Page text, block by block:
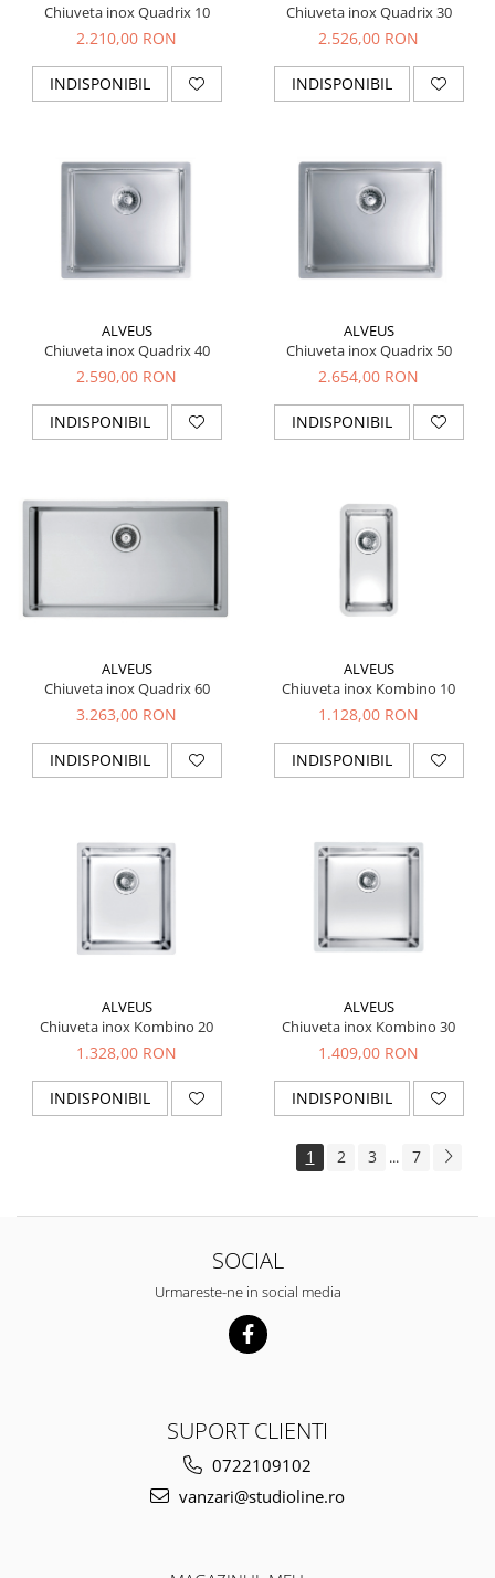
Chiuveta inox Quadrix 10
2.210,00 RON
INDISPONIBIL
Chiuveta inox Quadrix 30
2.526,00 RON
INDISPONIBIL
ALVEUS
Chiuveta inox Quadrix 40
2.590,00 RON
INDISPONIBIL
ALVEUS
Chiuveta inox Quadrix 50
2.654,00 RON
INDISPONIBIL
ALVEUS
Chiuveta inox Quadrix 60
3.263,00 RON
INDISPONIBIL
ALVEUS
Chiuveta inox Kombino 10
1.128,00 RON
INDISPONIBIL
ALVEUS
Chiuveta inox Kombino 20
1.328,00 RON
INDISPONIBIL
ALVEUS
Chiuveta inox Kombino 30
1.409,00 RON
INDISPONIBIL
1 2 3 ... 7
SOCIAL
Urmareste-ne in social media
SUPORT CLIENTI
0722109102
vanzari@studioline.ro